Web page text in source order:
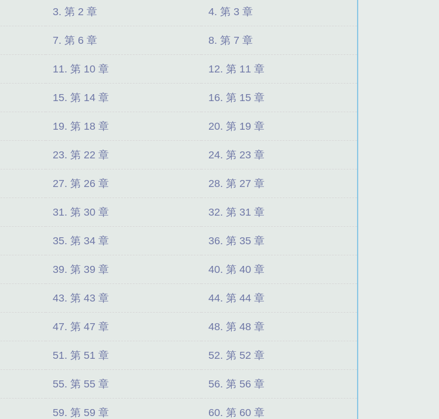
3. 第 2 章 4. 第 3 章
7. 第 6 章 8. 第 7 章
11. 第 10 章 12. 第 11 章
15. 第 14 章 16. 第 15 章
19. 第 18 章 20. 第 19 章
23. 第 22 章 24. 第 23 章
27. 第 26 章 28. 第 27 章
31. 第 30 章 32. 第 31 章
35. 第 34 章 36. 第 35 章
39. 第 39 章 40. 第 40 章
43. 第 43 章 44. 第 44 章
47. 第 47 章 48. 第 48 章
51. 第 51 章 52. 第 52 章
55. 第 55 章 56. 第 56 章
59. 第 59 章 60. 第 60 章